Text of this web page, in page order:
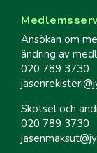
Ansökan om
ändring av
020 789 3730
Skötsel och
020 789 3730